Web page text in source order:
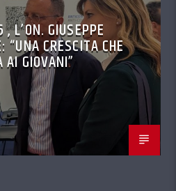
L’ON. GIUSEPPE
“UNA CRESCITA CHE
AI GIOVANI”